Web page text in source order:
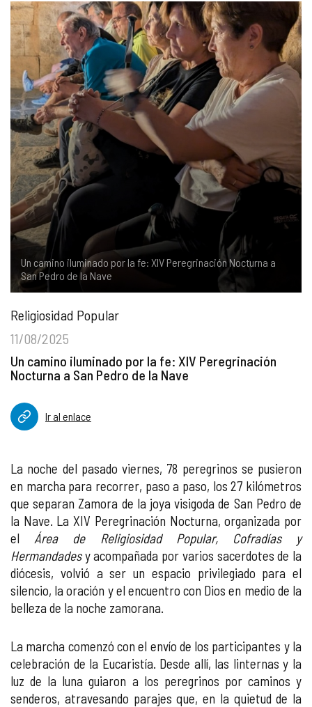
Un camino iluminado por la fe: XIV Peregrinación Nocturna a
San Pedro de la Nave
Religiosidad Popular
11/08/2025
Un camino iluminado por la fe: XIV Peregrinación
Nocturna a San Pedro de la Nave
Ir al enlace
La noche del pasado viernes, 78 peregrinos se pusieron
en marcha para recorrer, paso a paso, los 27 kilómetros
que separan Zamora de la joya visigoda de San Pedro de
la Nave. La XIV Peregrinación Nocturna, organizada por
el Área de Religiosidad Popular, Cofradías y
Hermandadesy acompañada por varios sacerdotes de la
diócesis, volvió a ser un espacio privilegiado para el
silencio, la oración y el encuentro con Dios en medio de la
belleza de la noche zamorana.
La marcha comenzó con el envío de los participantes y la
celebración de la Eucaristía. Desde allí, las linternas y la
luz de la luna guiaron a los peregrinos por caminos y
senderos, atravesando parajes que, en la quietud de la
COMPLIANCE
DOCTRINA DE LA IGLESIA
PORTAL DE TRANSPARENCIA
RENDICIÓN CUENTAS ENTIDADES RELIGIOSAS
PREGUNTAS FRECUENTES
PASTORAL SAMARITANA
CENTROS SOCIALES
APOSTOLADO SEGLAR
VIDA CONSAGRADA
IMÁGENES
VÍDEOS
AUDIOS